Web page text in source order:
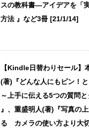
スの教科書―アイデアを「
方法 』など3冊 [21/1/14]
【Kindle日替わりセール】
(著)『どんな人にもピン！
～上手に伝える5つの質問
』、重盛明人(著)『写真の
る カメラの使い方より大